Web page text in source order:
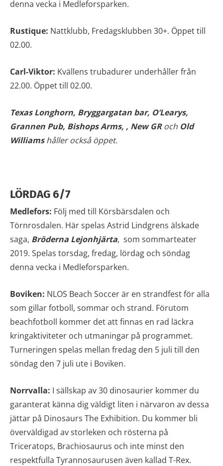
denna vecka i Medleforsparken.
Rustique: Nattklubb, Fredagsklubben 30+. Öppet till
02.00.
Carl-Viktor: Kvällens trubadurer underhåller från
22.00. Öppet till 02.00.
Texas Longhorn, Bryggargatan bar, O’Learys,
Grannen Pub, Bishops Arms, , New GRoch Old
Williamshåller också öppet.
LÖRDAG 6/7
Medlefors: Följ med till Körsbärsdalen och
Törnrosdalen. Här spelas Astrid Lindgrens älskade
saga, Bröderna Lejonhjärta, som sommarteater
2019. Spelas torsdag, fredag, lördag och söndag
denna vecka i Medleforsparken.
Boviken: NLOS Beach Soccer är en strandfest för alla
som gillar fotboll, sommar och strand. Förutom
beachfotboll kommer det att finnas en rad läckra
kringaktiviteter och utmaningar på programmet.
Turneringen spelas mellan fredag den 5 juli till den
söndag den 7 juli ute i Boviken.
Norrvalla: I sällskap av 30 dinosaurier kommer du
garanterat känna dig väldigt liten i närvaron av dessa
jättar på Dinosaurs The Exhibition. Du kommer bli
överväldigad av storleken och rösterna på
Triceratops, Brachiosaurus och inte minst den
respektfulla Tyrannosaurusen även kallad T-Rex.